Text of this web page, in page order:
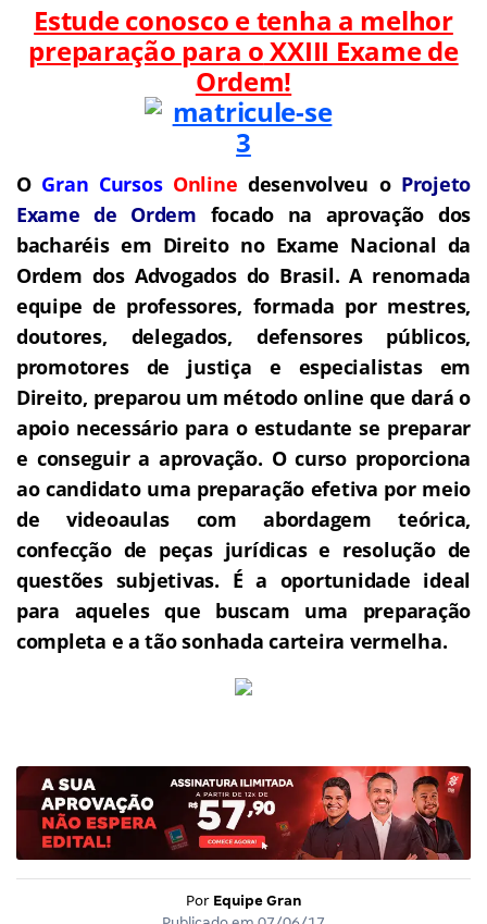
Estude conosco e tenha a melhor
preparação para oXXIII Exame de
Ordem!
O Gran Cursos Online desenvolveu o Projeto
Exame de Ordem focado na aprovação dos
bacharéis em Direito no Exame Nacional da
Ordem dos Advogados do Brasil. A renomada
equipe de professores, formada por mestres,
doutores, delegados, defensores públicos,
promotores de justiça e especialistas em
Direito, preparou um método online que dará o
apoio necessário para o estudante se preparar
e conseguir a aprovação. O curso proporciona
ao candidato uma preparação efetiva por meio
de videoaulas com abordagem teórica,
confecção de peças jurídicas e resolução de
questões subjetivas. É a oportunidade ideal
para aqueles que buscam uma preparação
completa e a tão sonhada carteira vermelha.
Por Equipe Gran